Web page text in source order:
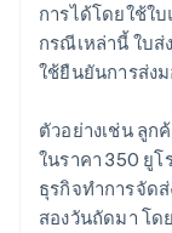
การได้โดยใช้ใ
กรณีเหล่านี้ ใบส่
ใช้ยืนยันการส่ง
ตัวอย่างเช่น ลูก
ในราคา 350 ยูโ
ธุรกิจทำการจัด
สองวันถัดมา โด